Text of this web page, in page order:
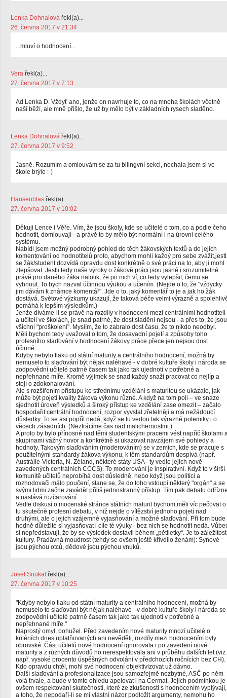
Lenka Dohnalová řekl(a)...
26. června 2017 v 21:34
...mluví o hodnocení...
Vera řekl(a)...
27. června 2017 v 7:13
Ad Lenka D. Vždyť ano, jenže on navrhuje to, co na mnoha školách včetně
naší běží, ale mně přišlo, že už by mělo být v základních rysech sladěno.
Lenka Dohnalová řekl(a)...
27. června 2017 v 9:52
Jasně. Rozumím a omlouvám se za tu bilingvní sekci, nechala jsem si ve
škole brýle :-)
Hausenblas řekl(a)...
27. června 2017 v 10:02
Děkuji Lence i Věře. Vím, že jsou školy, kde se učitelé o tom, co a podle čeho
hodnotit, domlouvají - a právě to by mělo být normální i na úrovni celého
systému.
Nabídl jsem možný podrobný pohled do těch žákovských textů a do jejich
komentování od hodnotitelů proto, abychom mohli každý pro sebe
se žák/student dozvídá opravdu dost konkrétně o své práci na to, aby ji mohl
zlepšovat. Jestli tedy naše výroky o žákově práci jsou jasné i srozumitelné
právě pro daného žáka natolik, že po nich ví, co tedy vylepšit, čemu se
vyhnout. To bych nazval účinnou výukou a učením. (Nejde o to, že "vždycky
jim dávám k známce komentář". Jde o to, jaký komentář to je a jak ho žák
dostává. Světové výzkumy ukazují, že taková péče velmi výrazně a
pomáhá k lepším výsledkům.)
Jenže díváme-li se právě na rozdíly v hodnocení mezi centrálními hodnotiteli
a učiteli ve školách, je snad patrné, že dost sladění nejsou - a přes to, že jsou
všichni "proškolení". Myslím, že to zabralo dost času, že to nikdo neodbyl.
Měli bychom tedy uvažovat o tom, že dosavadní pojetí a způsoby toho
profesního slaďování v hodnocení žákovy práce přece jen nejsou dost
účinné.
Kdyby nebylo tlaku od státní maturity a centrálního hodnocení, možná by
nemuselo to slaďování být nějak naléhavé - v dobré kultuře školy i národa se
zodpovědní učitelé patrně časem tak jako tak ujednotí v potřebné a
nepřehnané míře. Kromě výjimek se snad každý snaží pracovat co nejlíp a
stojí o zdokonalování.
Ale s rozšířením přístupu ke střednímu vzdělání s maturitou se ukázalo, jak
může být pojetí kvality žákova výkonu různé. A když na tom poli – ve snaze
sjednotit úroveň výsledků a široký přístup ke vzdělání zase omezit – začalo
hospodařit centrální hodnocení, rozpor vyvstal zřetelněji a má nežádoucí
důsledky. To se asi popřít nedá, když se tu vedou tak výrazné polemiky i o
věcech zásadních. (Neztrácíme čas nad malichernostmi.)
A proto by bylo přínosné nad těmi studentskými pracemi vést napříč školami
skupinami vážný hovor a konkrétně si ukazovat navzájem své pohledy a
hodnoty. Takovým slaďováním (moderováním) se v zemích, kde se pracuje s
použitelnými standardy žákova výkonu, k těm standardům dospívá (např.
Austrálie-Victoria, N. Zéland, některé státy USA - ty vedle jejich nově
zavedených centrálních CCCS). To moderování je inspirativní. Když to v širší
komunitě učitelů neprobíhá dost důsledně, nebo když jsou politici a
rozhodovači málo poučení, stane se, že do toho vstoupí některý "orgán" a se
svými lidmi začne zavádět příliš jednostranný přístup. Tím pak debatu
a nastává rozčarování.
Vedle diskusí o mocenské stránce státních maturit bychom měli víc pečovat o
tu skutečně profesní debatu, v níž nejde o vítězství jednoho pojetí nad
druhými, ale o jejich vzájemné vyjasňování a možné slaďování. Při tom bude
hodně důležité si vyjasňovat i cíle té výuky - bez nich se hodnotit nedá.
si nepředstavuji, že by se výsledek dostavil během „pětiletky“. Je to záležitost
kultury. Pradávná moudrost (tehdy se ovšem ještě křivdilo ženám): Synové
jsou pýchou otců, dědové jsou pýchou vnuků.
Josef Soukal řekl(a)...
27. června 2017 v 10:25
"Kdyby nebylo tlaku od státní maturity a centrálního hodnocení, možná by
nemuselo to slaďování být nějak naléhavé - v dobré kultuře školy i národa se
zodpovědní učitelé patrně časem tak jako tak ujednotí v potřebné a
nepřehnané míře."
Naprostý omyl, bohužel. Před zavedením nové maturity mnozí učitelé o
kritériích dnes uplatňovaných ani nevěděli, rozdíly mezi hodnocením byly
obrovské. Část učitelů nové hodnocení ignorovala i po zavedení nové
maturity a z různých důvodů ho nerespektovala ani v průběhu dalších let (viz
např. vysoké procento úspěšných odvolání v předchozích ročnících bez CH).
Kdo opravdu chtěl, mohl své hodnocení objektivizovat už dávno.
Další slaďování a profesionalizace jsou samozřejmě nezbytné, ASČ po něm
volá trvale, a bude v tomto ohledu apelovat i na Cermat. Jejich podmínkou je
ovšem respektování skutečností, které ze zkušeností s hodnocením vyplývají,
a toho, že nepodaří-li se mi vlastní názor podložit argumenty, nemohu ho